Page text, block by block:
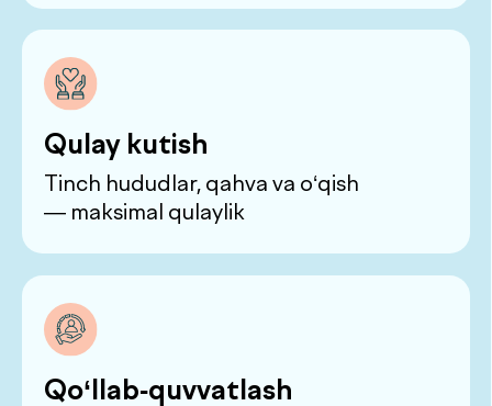
Erkaklar chek-api
18–50 yoshdan
50+ yoshdan
Ayollar chek-api
Batafsil
Batafsil